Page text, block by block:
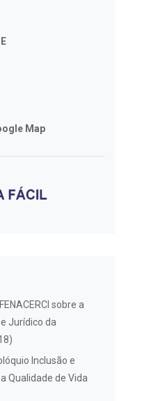
Map
sobre a
Jurídico da
Inclusão e
Qualidade de Vida